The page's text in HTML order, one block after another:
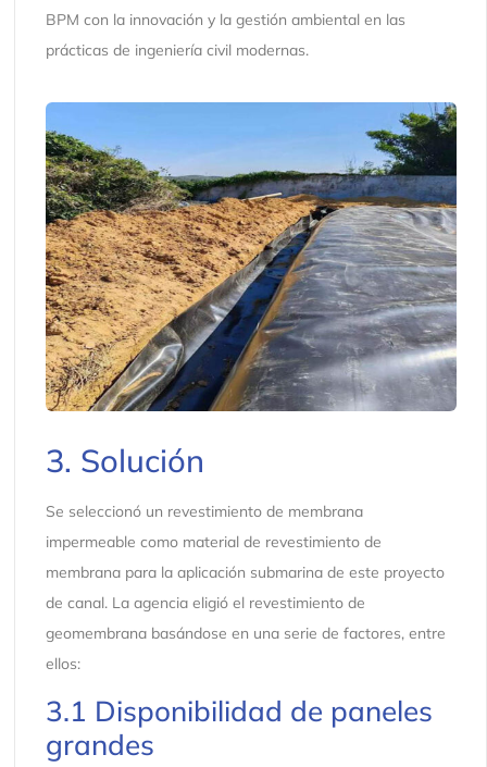
BPM con la innovación y la gestión ambiental en las
prácticas de ingeniería civil modernas.
3. Solución
Se seleccionó un revestimiento de membrana
impermeable como material de revestimiento de
membrana para la aplicación submarina de este proyecto
de canal. La agencia eligió el revestimiento de
geomembrana basándose en una serie de factores, entre
ellos:
3.1 Disponibilidad de paneles
grandes